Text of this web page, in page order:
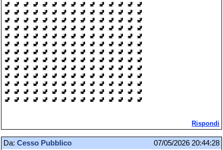
🚽 🚽 🚽 🚽 🚽 🚽 🚽 🚽 🚽 🚽 🚽 🚽 🚽 🚽 🚽
🚽 🚽 🚽 🚽 🚽 🚽 🚽 🚽 🚽 🚽 🚽 🚽 🚽 🚽 🚽
🚽 🚽 🚽 🚽 🚽 🚽 🚽 🚽 🚽 🚽 🚽 🚽 🚽 🚽 🚽
🚽 🚽 🚽 🚽 🚽 🚽 🚽 🚽 🚽 🚽 🚽 🚽 🚽 🚽 🚽
🚽 🚽 🚽 🚽 🚽 🚽 🚽 🚽 🚽 🚽 🚽 🚽 🚽 🚽 🚽
🚽 🚽 🚽 🚽 🚽 🚽 🚽 🚽 🚽 🚽 🚽 🚽 🚽 🚽 🚽
🚽 🚽 🚽 🚽 🚽 🚽 🚽 🚽 🚽 🚽 🚽 🚽 🚽 🚽 🚽
🚽 🚽 🚽 🚽 🚽 🚽 🚽 🚽 🚽 🚽 🚽 🚽 🚽 🚽 🚽
🚽 🚽 🚽 🚽 🚽 🚽 🚽 🚽 🚽 🚽 🚽 🚽 🚽 🚽 🚽
🚽 🚽 🚽 🚽 🚽 🚽 🚽 🚽 🚽 🚽 🚽 🚽 🚽 🚽 🚽
🚽 🚽 🚽 🚽 🚽 🚽 🚽 🚽 🚽 🚽 🚽 🚽 🚽 🚽 🚽
🚽 🚽 🚽 🚽 🚽 🚽 🚽 🚽 🚽 🚽 🚽 🚽 🚽 🚽 🚽
🚽 🚽 🚽 🚽 🚽 🚽 🚽 🚽 🚽 🚽 🚽 🚽 🚽 🚽 🚽
Rispondi
Da: Cesso Pubblico
07/05/2026 20:44:28